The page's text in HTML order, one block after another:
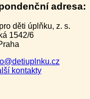
adresa:
děti úplňku, z. s.
1542/6
kontakty